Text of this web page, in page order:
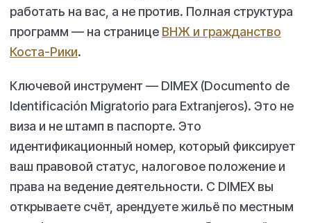
работать на вас, а не против. Полная структура
программ — на странице ВНЖ и гражданство
Коста-Рики.
Ключевой инструмент — DIMEX (Documento de
Identificación Migratorio para Extranjeros). Это не
виза и не штамп в паспорте. Это
идентификационный номер, который фиксирует
ваш правовой статус, налоговое положение и
права на ведение деятельности. С DIMEX вы
открываете счёт, арендуете жильё по местным